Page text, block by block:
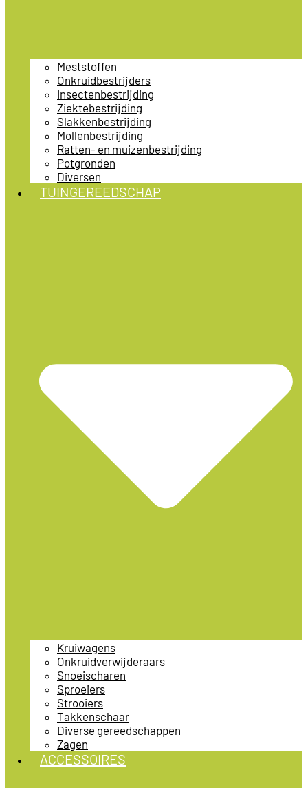
Meststoffen
Onkruidbestrijders
Insectenbestrijding
Ziektebestrijding
Slakkenbestrijding
Mollenbestrijding
Ratten- en muizenbestrijding
Potgronden
Diversen
TUINGEREEDSCHAP
Kruiwagens
Onkruidverwijderaars
Snoeischaren
Sproeiers
Strooiers
Takkenschaar
Diverse gereedschappen
Zagen
ACCESSOIRES